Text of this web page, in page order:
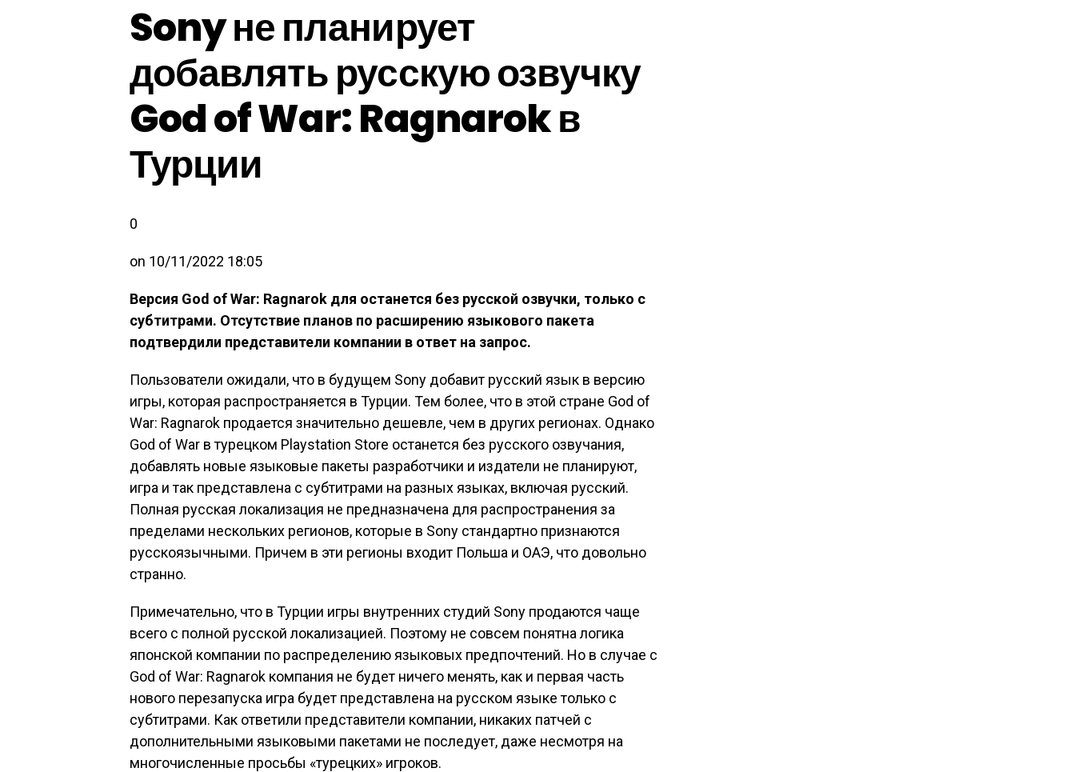
Sony не планирует
добавлять русскую озвучку
God of War: Ragnarok в
Турции
0
on 10/11/2022 18:05
Версия God of War: Ragnarok для останется без русской озвучки, только с
субтитрами. Отсутствие планов по расширению языкового пакета
подтвердили представители компании в ответ на запрос.
Пользователи ожидали, что в будущем Sony добавит русский язык в версию
игры, которая распространяется в Турции. Тем более, что в этой стране God of
War: Ragnarok продается значительно дешевле, чем в других регионах. Однако
God of War в турецком Playstation Store останется без русского озвучания,
добавлять новые языковые пакеты разработчики и издатели не планируют,
игра и так представлена с субтитрами на разных языках, включая русский.
Полная русская локализация не предназначена для распространения за
пределами нескольких регионов, которые в Sony стандартно признаются
русскоязычными. Причем в эти регионы входит Польша и ОАЭ, что довольно
странно.
Примечательно, что в Турции игры внутренних студий Sony продаются чаще
всего с полной русской локализацией. Поэтому не совсем понятна логика
японской компании по распределению языковых предпочтений. Но в случае с
God of War: Ragnarok компания не будет ничего менять, как и первая часть
нового перезапуска игра будет представлена на русском языке только с
субтитрами. Как ответили представители компании, никаких патчей с
дополнительными языковыми пакетами не последует, даже несмотря на
многочисленные просьбы «турецких» игроков.